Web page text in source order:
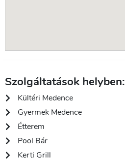
Szolgáltatások helyben:
Kültéri Medence
Gyermek Medence
Étterem
Pool Bár
Kerti Grill